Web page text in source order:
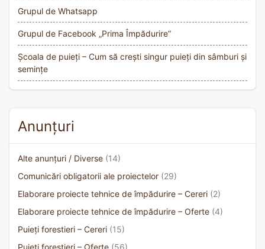
Grupul de Whatsapp
Grupul de Facebook „Prima Împădurire”
Școala de puieți – Cum să crești singur puieți din sâmburi și
semințe
Anunțuri
Alte anunțuri / Diverse (14)
Comunicări obligatorii ale proiectelor (29)
Elaborare proiecte tehnice de împădurire – Cereri (2)
Elaborare proiecte tehnice de împădurire – Oferte (4)
Puieți forestieri – Cereri (15)
Puieți forestieri – Oferte (56)